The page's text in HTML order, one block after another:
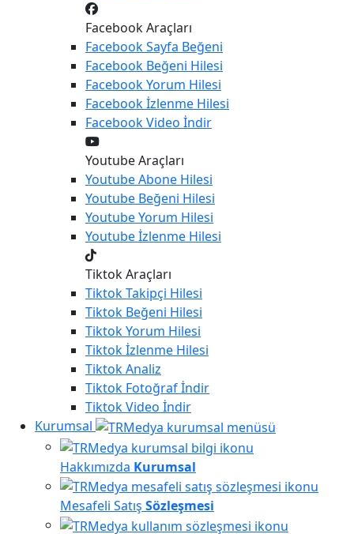
Facebook Araçları
FacebookSayfa Beğeni
Facebook Beğeni Hilesi
FacebookYorum Hilesi
Facebookİzlenme Hilesi
FacebookVideo İndir
Youtube Araçları
YoutubeAbone Hilesi
Youtube Beğeni Hilesi
YoutubeYorum Hilesi
Youtubeİzlenme Hilesi
Tiktok Araçları
TiktokTakipçi Hilesi
Tiktok Beğeni Hilesi
TiktokYorum Hilesi
Tiktokİzlenme Hilesi
TiktokAnaliz
Tiktok Fotoğraf İndir
TiktokVideo İndir
Kurumsal
Hakkımızda Kurumsal
Mesafeli Satış Sözleşmesi